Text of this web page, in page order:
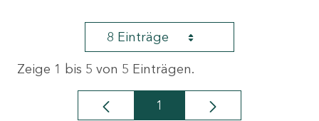
8 Einträge
Zeige 1 bis 5 von 5 Einträgen.
Seite
1